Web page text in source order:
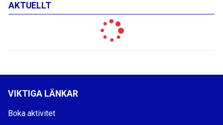
AKTUELLT
VIKTIGA LÄNKAR
Boka aktivitet